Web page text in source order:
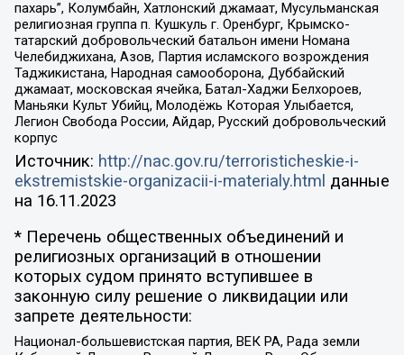
пахарь”, Колумбайн, Хатлонский джамаат, Мусульманская
религиозная группа п. Кушкуль г. Оренбург, Крымско-
татарский добровольческий батальон имени Номана
Челебиджихана, Азов, Партия исламского возрождения
Таджикистана, Народная самооборона, Дуббайский
джамаат, московская ячейка, Батал-Хаджи Белхороев,
Маньяки Культ Убийц, Молодёжь Которая Улыбается,
Легион Свобода России, Айдар, Русский добровольческий
корпус
Источник: http://nac.gov.ru/terroristicheskie-i-
ekstremistskie-organizacii-i-materialy.html данные
на 16.11.2023
* Перечень общественных объединений и
религиозных организаций в отношении
которых судом принято вступившее в
законную силу решение о ликвидации или
запрете деятельности:
Национал-большевистская партия, ВЕК РА, Рада земли